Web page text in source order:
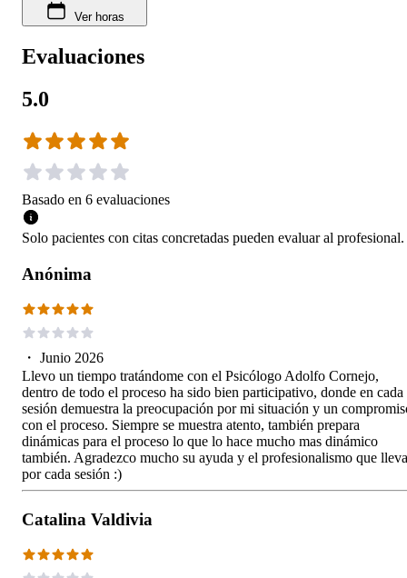
Ver horas
Evaluaciones
5.0
Basado en 6 evaluaciones
Solo pacientes con citas concretadas pueden evaluar al profesional.
Anónima
・ Junio 2026
Llevo un tiempo tratándome con el Psicólogo Adolfo Cornejo,
dentro de todo el proceso ha sido bien participativo, donde en cada
sesión demuestra la preocupación por mi situación y un
con el proceso. Siempre se muestra atento, también prepara
dinámicas para el proceso lo que lo hace mucho mas dinámico
también. Agradezco mucho su ayuda y el profesionalismo que lleva
por cada sesión :)
Catalina Valdivia